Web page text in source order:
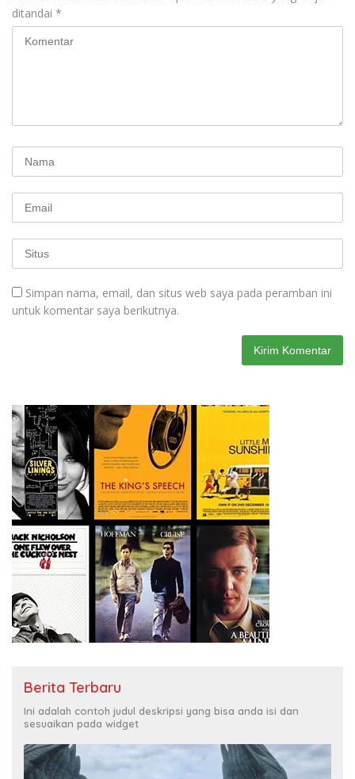
ditandai *
Simpan nama, email, dan situs web saya pada peramban ini
untuk komentar saya berikutnya.
Berita Terbaru
Ini adalah contoh judul deskripsi yang bisa anda isi dan
sesuaikan pada widget